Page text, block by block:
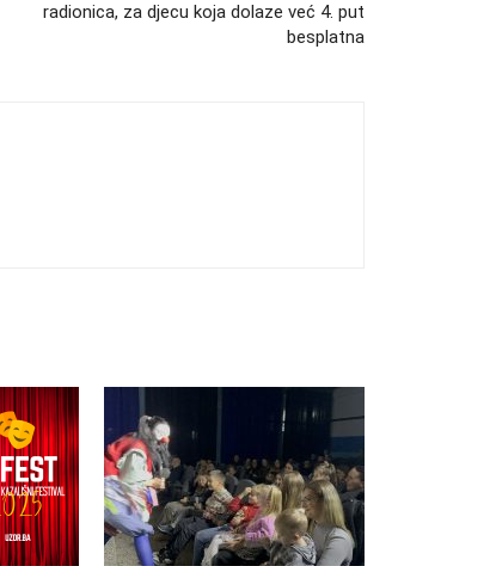
radionica, za djecu koja dolaze već 4. put
besplatna